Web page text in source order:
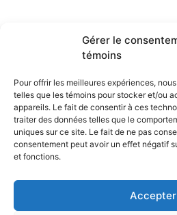
Gérer le
témoins
Pour offrir les meilleures expériences,
telles que les témoins pour stocker et/ou
appareils. Le fait de consentir à ces
traiter des données telles que le
uniques sur ce site. Le fait de ne pas
consentement peut avoir un effet négatif
et fonctions.
Accepter
Les
Les experts et